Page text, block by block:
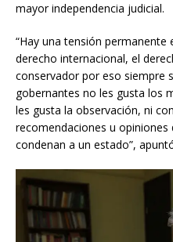
mayor independencia judicial.
“Hay una tensión
derecho internacional, el
conservador por eso siempre
gobernantes no les gusta los
les gusta la observación, ni
recomendaciones u
condenan a un estado”,